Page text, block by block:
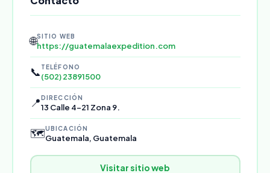
🌐SITIO WEB
https://guatemalaexpedition.com
📞 TELÉFONO
(502) 23891500
📍DIRECCIÓN
13 Calle 4-21 Zona 9.
🗺️UBICACIÓN
Guatemala, Guatemala
Visitar sitio web